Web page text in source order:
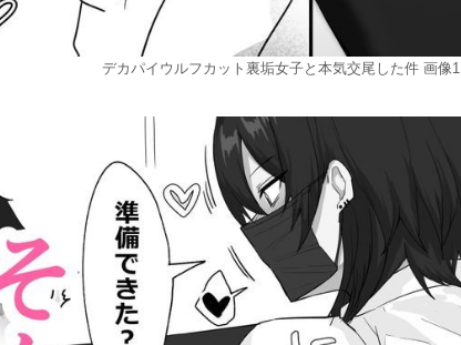
デカパイウルフカット裏垢女子と本気交尾した件 画像1